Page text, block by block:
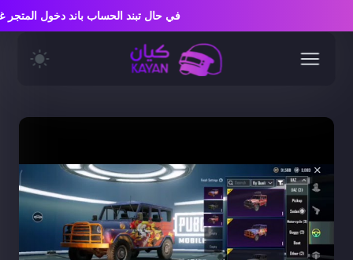
في حال تبند الحساب باند دخول